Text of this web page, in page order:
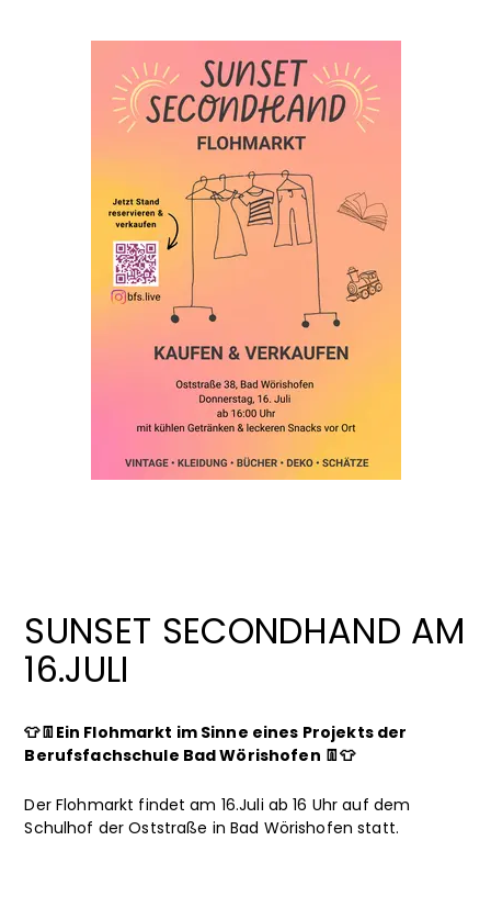
SUNSET SECONDHAND AM
16.JULI
👕👖Ein Flohmarkt im Sinne eines Projekts der
Berufsfachschule Bad Wörishofen 👖👕
Der Flohmarkt findet am 16.Juli ab 16 Uhr auf dem
Schulhof der Oststraße in Bad Wörishofen statt.